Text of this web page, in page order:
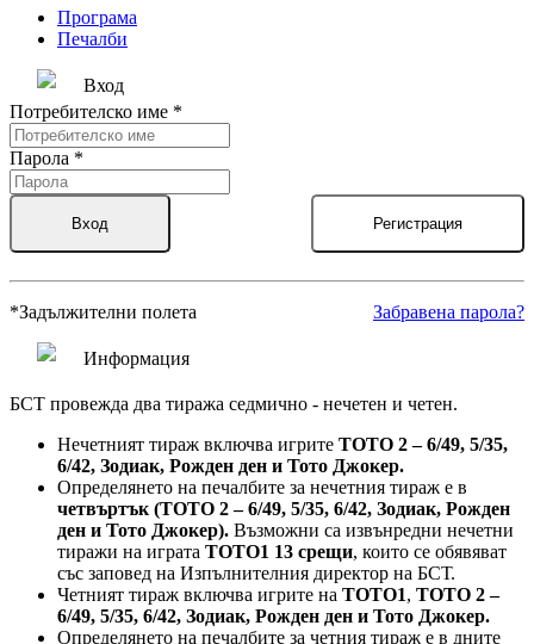
Програма
Печалби
Вход
Потребителско име *
Парола *
Вход Регистрация
*Задължителни полета Забравена парола?
Информация
БСТ провежда два тиража седмично - нечетен и четен.
Нечетният тираж включва игрите ТОТО 2 – 6/49, 5/35,
6/42, Зодиак, Рожден ден и Тото Джокер.
Определянето на печалбите за нечетния тираж е в
четвъртък (ТОТО 2 – 6/49, 5/35, 6/42, Зодиак, Рожден
ден и Тото Джокер). Възможни са извънредни нечетни
тиражи на играта ТОТО1 13 срещи, които се обявяват
със заповед на Изпълнителния директор на БСТ.
Четният тираж включва игрите на ТОТО1, ТОТО 2 –
6/49, 5/35, 6/42, Зодиак, Рожден ден и Тото Джокер.
Определянето на печалбите за четния тираж е в дните